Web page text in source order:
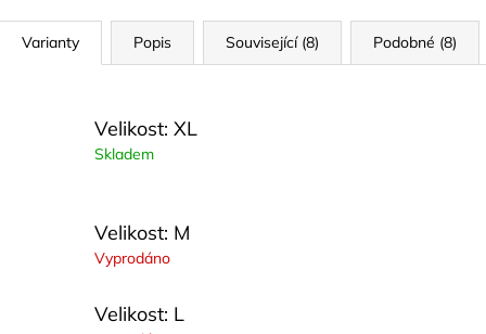
Varianty Popis Související (8) Podobné (8)
Velikost: XL
Skladem
Velikost: M
Vyprodáno
Velikost: L